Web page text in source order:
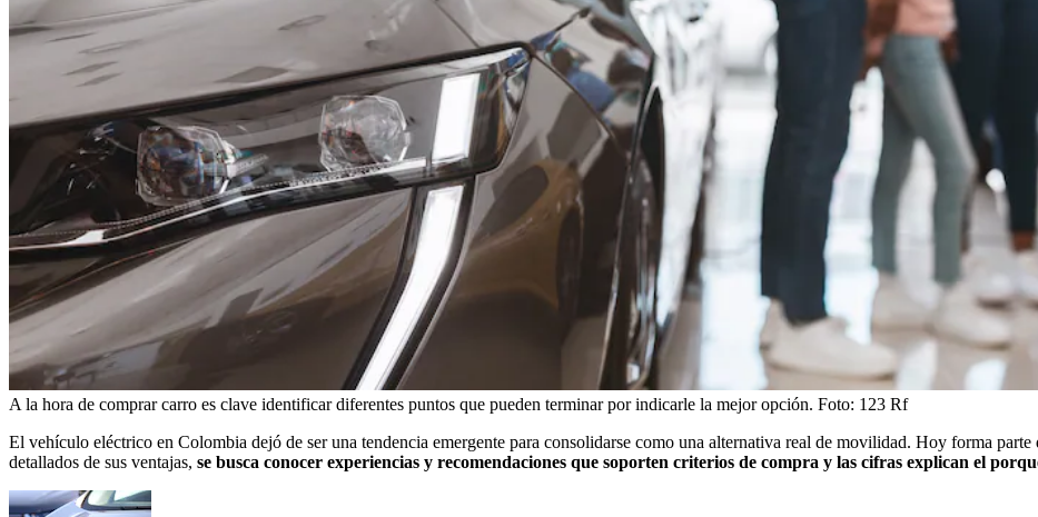
A la hora de comprar carro es clave identificar diferentes puntos que pueden terminar por indicarle la mejor opción. Foto: 123 Rf
El vehículo eléctrico en Colombia dejó de ser una tendencia emergente para consolidarse como una alternativa real de movilidad. Hoy forma
detallados de sus ventajas, se busca conocer experiencias y recomendaciones que soporten criterios de compra y las cifras explican el